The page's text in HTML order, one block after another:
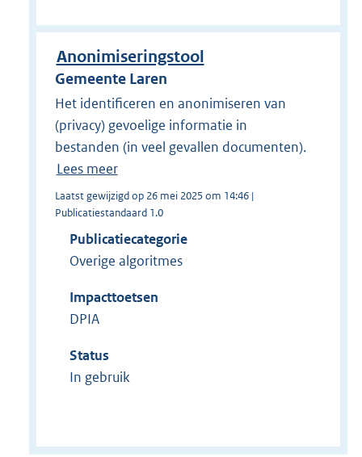
Anonimiseringstool
Gemeente Laren
Het identificeren en anonimiseren van
(privacy) gevoelige informatie in
bestanden (in veel gevallen documenten).
Lees meer
Laatst gewijzigd op 26 mei 2025 om 14:46 |
Publicatiestandaard 1.0
Publicatiecategorie
Overige algoritmes
Impacttoetsen
DPIA
Status
In gebruik